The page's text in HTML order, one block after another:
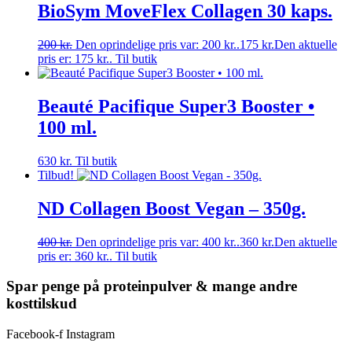
BioSym MoveFlex Collagen 30 kaps.
200kr. Den oprindelige pris var: 200 kr..175 kr.Den aktuelle
pris er: 175 kr.. Til butik
Beauté Pacifique Super3 Booster •
100 ml.
630 kr. Til butik
Tilbud!
ND Collagen Boost Vegan – 350g.
400kr. Den oprindelige pris var: 400 kr..360 kr.Den aktuelle
pris er: 360 kr.. Til butik
Spar penge på proteinpulver & mange andre
kosttilskud
Facebook-f Instagram